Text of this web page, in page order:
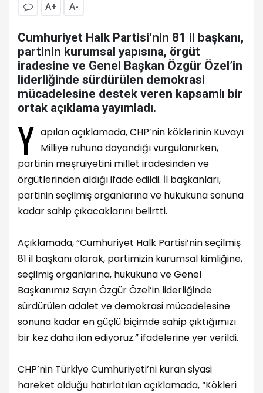
A+ A-
Cumhuriyet Halk Partisi’nin 81 il başkanı,
partinin kurumsal yapısına, örgüt
iradesine ve Genel Başkan Özgür Özel’in
liderliğinde sürdürülen demokrasi
mücadelesine destek veren kapsamlı bir
ortak açıklama yayımladı.
Y apılan açıklamada, CHP’nin köklerinin Kuvayı
Milliye ruhuna dayandığı vurgulanırken,
partinin meşruiyetini millet iradesinden ve
örgütlerinden aldığı ifade edildi. İl başkanları,
partinin seçilmiş organlarına ve hukukuna sonuna
kadar sahip çıkacaklarını belirtti.
Açıklamada, “Cumhuriyet Halk Partisi’nin seçilmiş
81 il başkanı olarak, partimizin kurumsal kimliğine,
seçilmiş organlarına, hukukuna ve Genel
Başkanımız Sayın Özgür Özel’in liderliğinde
sürdürülen adalet ve demokrasi mücadelesine
sonuna kadar en güçlü biçimde sahip çıktığımızı
bir kez daha ilan ediyoruz.” ifadelerine yer verildi.
CHP’nin Türkiye Cumhuriyeti’ni kuran siyasi
hareket olduğu hatırlatılan açıklamada, “Kökleri